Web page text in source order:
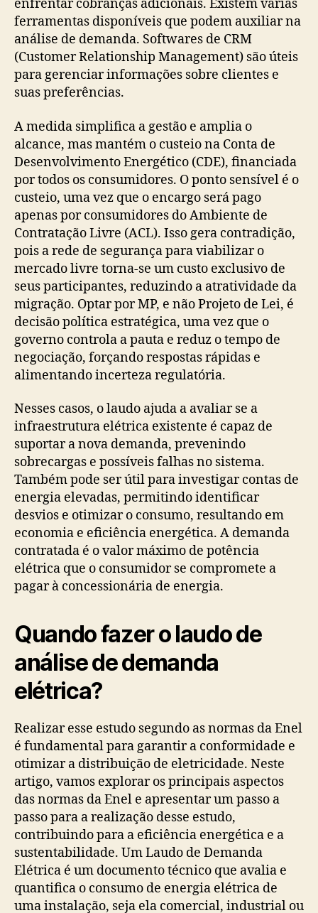
enfrentar cobranças adicionais. Existem várias
ferramentas disponíveis que podem auxiliar na
análise de demanda. Softwares de CRM
(Customer Relationship Management) são úteis
para gerenciar informações sobre clientes e
suas preferências.
A medida simplifica a gestão e amplia o
alcance, mas mantém o custeio na Conta de
Desenvolvimento Energético (CDE), financiada
por todos os consumidores. O ponto sensível é o
custeio, uma vez que o encargo será pago
apenas por consumidores do Ambiente de
Contratação Livre (ACL). Isso gera contradição,
pois a rede de segurança para viabilizar o
mercado livre torna-se um custo exclusivo de
seus participantes, reduzindo a atratividade da
migração. Optar por MP, e não Projeto de Lei, é
decisão política estratégica, uma vez que o
governo controla a pauta e reduz o tempo de
negociação, forçando respostas rápidas e
alimentando incerteza regulatória.
Nesses casos, o laudo ajuda a avaliar se a
infraestrutura elétrica existente é capaz de
suportar a nova demanda, prevenindo
sobrecargas e possíveis falhas no sistema.
Também pode ser útil para investigar contas de
energia elevadas, permitindo identificar
desvios e otimizar o consumo, resultando em
economia e eficiência energética. A demanda
contratada é o valor máximo de potência
elétrica que o consumidor se compromete a
pagar à concessionária de energia.
Quando fazer o laudo de
análise de demanda
elétrica?
Realizar esse estudo segundo as normas da Enel
é fundamental para garantir a conformidade e
otimizar a distribuição de eletricidade. Neste
artigo, vamos explorar os principais aspectos
das normas da Enel e apresentar um passo a
passo para a realização desse estudo,
contribuindo para a eficiência energética e a
sustentabilidade. Um Laudo de Demanda
Elétrica é um documento técnico que avalia e
quantifica o consumo de energia elétrica de
uma instalação, seja ela comercial, industrial ou